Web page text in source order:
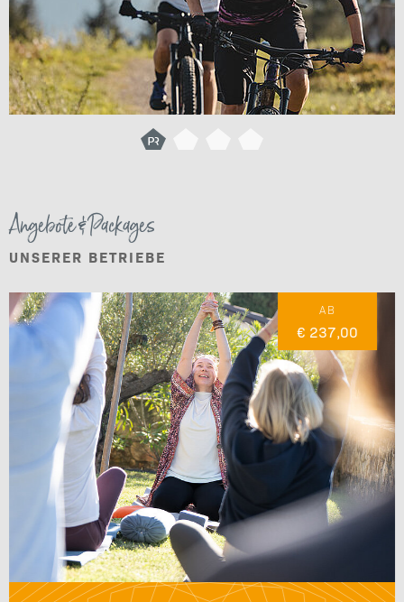
Angebote & Packages
UNSERER BETRIEBE
AB
€ 237,00